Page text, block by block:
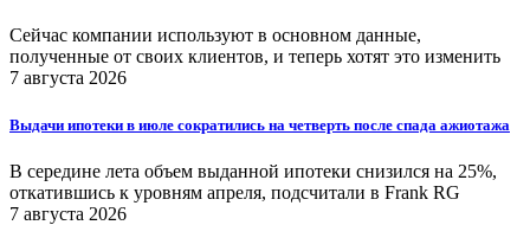
Сейчас компании используют в основном данные,
полученные от своих клиентов, и теперь хотят это изменить
7 августа 2026
Выдачи ипотеки в июле сократились на четверть после спада ажиотажа
В середине лета объем выданной ипотеки снизился на 25%,
откатившись к уровням апреля, подсчитали в Frank RG
7 августа 2026